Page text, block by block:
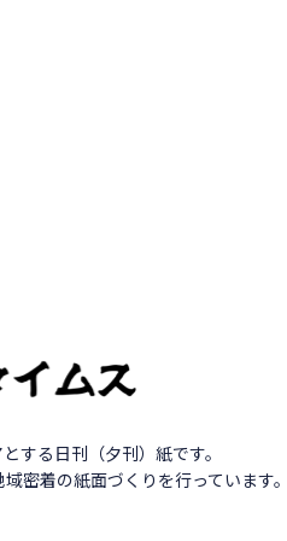
する日刊（夕刊）紙です。
密着の紙面づくりを行っています。